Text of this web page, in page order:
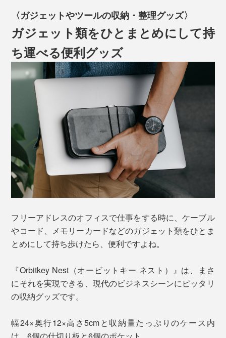
〈ガジェットやツールの収納・整理グッズ〉
ガジェット類をひとまとめにして持
ち運べる便利グッズ
フリーアドレスのオフィスで仕事をする時に、ケーブル
やコード、メモリーカードなどのガジェット類をひとま
とめにして持ち歩けたら、便利ですよね。
『Orbitkey Nest（オービットキー ネスト）』は、まさ
にそれを実現できる、現代のビジネスシーンにピッタリ
の収納グッズです。
幅24×奥行12×高さ5cmと収納量たっぷりのケース内